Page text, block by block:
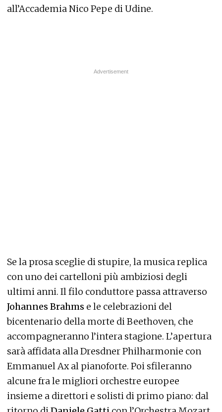
all’Accademia Nico Pepe di Udine.
Se la prosa sceglie di stupire, la musica replica
con uno dei cartelloni più ambiziosi degli
ultimi anni. Il filo conduttore passa attraverso
Johannes Brahms e le celebrazioni del
bicentenario della morte di Beethoven, che
accompagneranno l’intera stagione. L’apertura
sarà affidata alla Dresdner Philharmonie con
Emmanuel Ax al pianoforte. Poi sfileranno
alcune fra le migliori orchestre europee
insieme a direttori e solisti di primo piano: dal